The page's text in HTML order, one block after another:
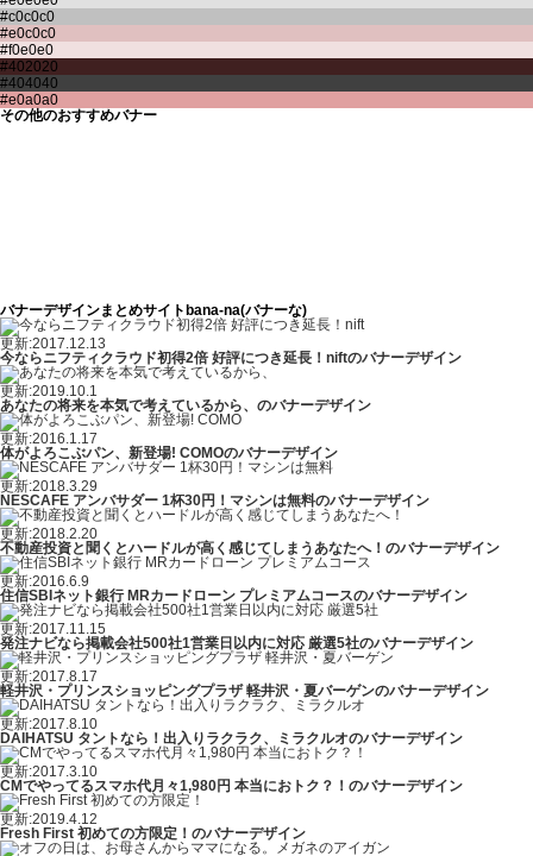
その他のおすすめバナー
バナーデザインまとめサイトbana-na(バナーな)
更新:2017.12.13
今ならニフティクラウド初得2倍 好評につき延長！niftのバナーデザイン
更新:2019.10.1
あなたの将来を本気で考えているから、のバナーデザイン
更新:2016.1.17
体がよろこぶパン、新登場! COMOのバナーデザイン
更新:2018.3.29
NESCAFE アンバサダー 1杯30円！マシンは無料のバナーデザイン
更新:2018.2.20
不動産投資と聞くとハードルが高く感じてしまうあなたへ！のバナーデザイン
更新:2016.6.9
住信SBIネット銀行 MRカードローン プレミアムコースのバナーデザイン
更新:2017.11.15
発注ナビなら掲載会社500社1営業日以内に対応 厳選5社のバナーデザイン
更新:2017.8.17
軽井沢・プリンスショッピングプラザ 軽井沢・夏バーゲンのバナーデザイン
更新:2017.8.10
DAIHATSU タントなら！出入りラクラク、ミラクルオのバナーデザイン
更新:2017.3.10
CMでやってるスマホ代月々1,980円 本当におトク？！のバナーデザイン
更新:2019.4.12
Fresh First 初めての方限定！のバナーデザイン